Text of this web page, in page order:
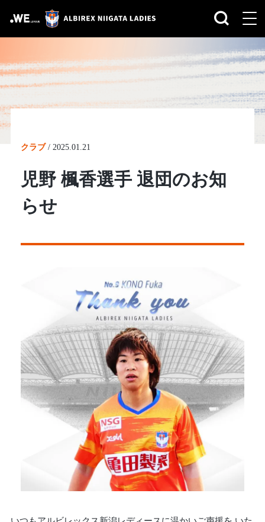
クラブ / 2025.01.21
児野 楓香選手 退団のお知
らせ